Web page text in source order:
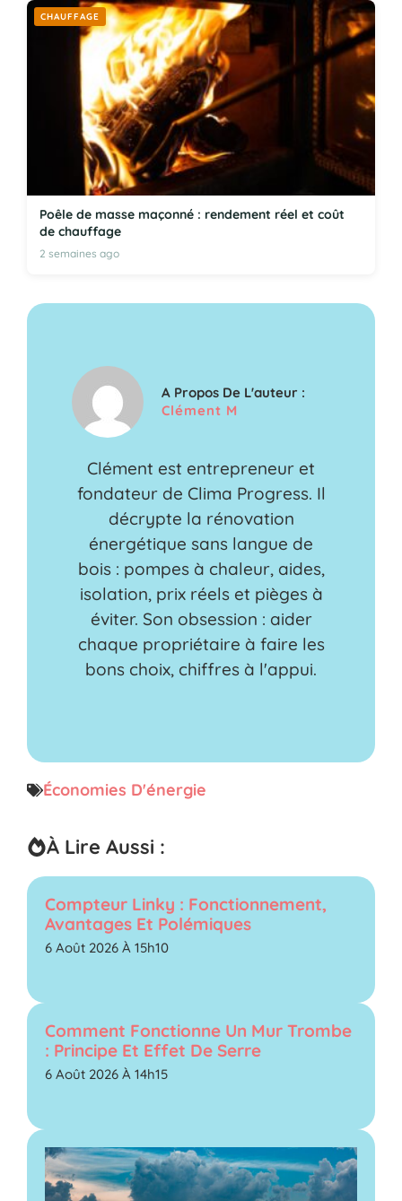
CHAUFFAGE
Poêle de masse maçonné : rendement réel et coût
de chauffage
2 semaines ago
A Propos De L'auteur :
Clément M
Clément est entrepreneur et
fondateur de Clima Progress. Il
décrypte la rénovation
énergétique sans langue de
bois : pompes à chaleur, aides,
isolation, prix réels et pièges à
éviter. Son obsession : aider
chaque propriétaire à faire les
bons choix, chiffres à l'appui.
Économies D'énergie
À Lire Aussi :
Compteur Linky : Fonctionnement,
Avantages Et Polémiques
6 Août 2026 À 15h10
Comment Fonctionne Un Mur Trombe
: Principe Et Effet De Serre
6 Août 2026 À 14h15